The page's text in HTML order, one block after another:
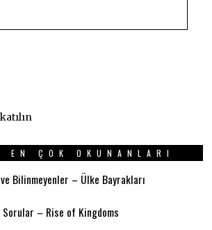
EN ÇOK OKUNANLARI
Bilinmeyenler – Ülke Bayrakları
Sorular – Rise of Kingdoms